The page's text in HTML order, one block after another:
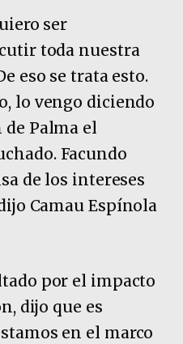
ser
toda nuestra
eso se trata esto.
lo vengo diciendo
Palma el
Facundo
de los intereses
Camau Espínola
por el impacto
dijo que es
en el marco